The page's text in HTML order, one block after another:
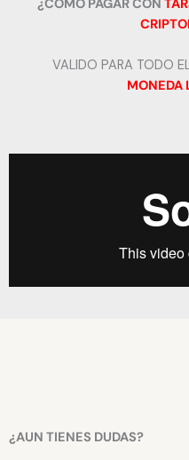
¿COMO PAGAR CON
VALIDO PARA TODO
MONEDA
¿AUN TIENES DUDAS?